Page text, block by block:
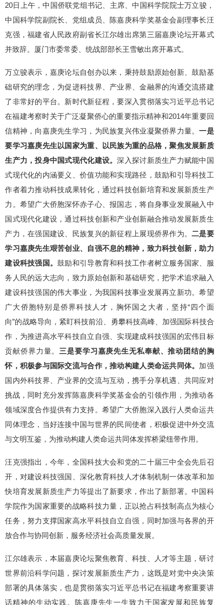
20日上午，中国侨联党组书记、主席、中国科学院院士万立骏，
中国科学院副院长、党组成员、陈嘉庚科学奖基金会副理事长汪
克强，福建省人民政府副省长江尔雄出席第三届嘉庚论坛开幕式
并致辞。厦门市委常委、统战部部长王雪敏出席开幕式。
万立骏表示，嘉庚论坛自创办以来，秉持鼓励原始创新、鼓励基
础研究的理念，为促进科技界、产业界、金融界的沟通交流搭建
了非常好的平台。新时代新征程，要深入贯彻落实习近平总书记
在福建考察时关于广泛凝聚侨心的重要指示精神和2014年重要回
信精神，向嘉庚先生学习，为民族复兴伟业凝聚侨界力量。一是
要学习嘉庚先生以国家为重、以民族为重的品格，聚焦发展新质
生产力，投身中国式现代化建设。深入探讨新质生产力赋能中国
式现代化的内涵要义、价值功能和实现路径，鼓励和引导科技工
作者着力推动科技成果转化，通过科技创新培育和发展新质生产
力。希望广大侨胞深怀赤子心、报国志，将自身事业发展融入中
国式现代化建设，通过科技创新和产业创新融合推动发展新质生
产力，在强国建设、民族复兴的新征程上展现侨界作为。二是要
学习嘉庚先生艰苦创业、自强不息的精神，致力科技创新，助力
建设科技强国。鼓励和引导教育和科技工作者树立服务国家、服
务人民的远大志向，致力原始创新和基础研究，把学术追求融入
建设科技强国的伟大事业，为我国科技事业发展再立新功。希望
广大侨胞特别是侨界科技人才，胸怀国之大者，坚持“四个面
向”的战略导向，紧盯科技前沿、勇攀科技高峰、加强国际科技合
作，为推进高水平科技自立自强、实现建成科技强国的宏伟目标
贡献侨界力量。 三是要学习嘉庚先生无私奉献、推动团结的胸
怀，积极参与国际交流与合作，推动构建人类命运共同体。 加强
国内外科技界、产业界的交流与互动，携手分享机遇、共同应对
挑战，同时充分发挥陈嘉庚科学奖基金会的引领作用，为推动各
领域深度合作提供有力支持。希望广大侨胞深入践行人类命运共
同体理念，当好连接中国与世界的民间使者，积极促进中外交流
与文明互鉴，为推动构建人类命运共同体发挥桥梁纽带作用。
汪克强指出，今年，全国科技大会和党的二十届三中全会先后召
开，对建设科技强国、深化教育科技人才体制机制一体改革和加
快培育发展新质生产力等提出了新要求，作出了新部署。中国科
学院作为国家重要的战略科技力量，正以抢占科技制高点为核心
任务，努力支撑国家高水平科技自立自强，同时加强与各界的开
放合作与协同创新，服务经济社会高质量发展。
江尔雄表示，本届嘉庚论坛聚焦教育、科技、人才等主题，研讨
世界前沿科学问题，探讨发展新质生产力，这既是对党中央决策
部署的具体落实，也是贯彻落实习近平总书记在福建考察重要讲
话精神的生动实践。陈嘉庚先生一生致力于国家发展和民族复